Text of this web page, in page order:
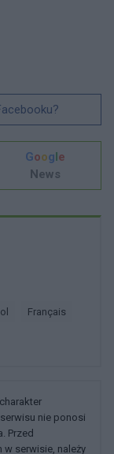
Google
News
français
nie ponosi
Przed
serwisie, należy